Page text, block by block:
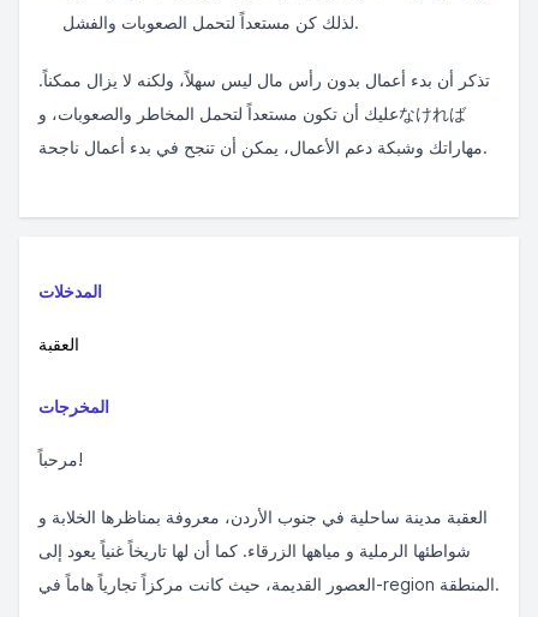
لذلك كن مستعداً لتحمل الصعوبات والفشل.
تذكر أن بدء أعمال بدون رأس مال ليس سهلاً، ولكنه لا يزال ممكناً.
عليك أن تكون مستعداً لتحمل المخاطر والصعوبات، وなければ
مهاراتك وشبكة دعم الأعمال، يمكن أن تنجح في بدء أعمال ناجحة.
المدخلات
العقبة
المخرجات
مرحباً!
العقبة مدينة ساحلية في جنوب الأردن، معروفة بمناظرها الخلابة و
شواطئها الرملية و مياهها الزرقاء. كما أن لها تاريخاً غنياً يعود إلى
العصور القديمة، حيث كانت مركزاً تجارياً هاماً في-region المنطقة.